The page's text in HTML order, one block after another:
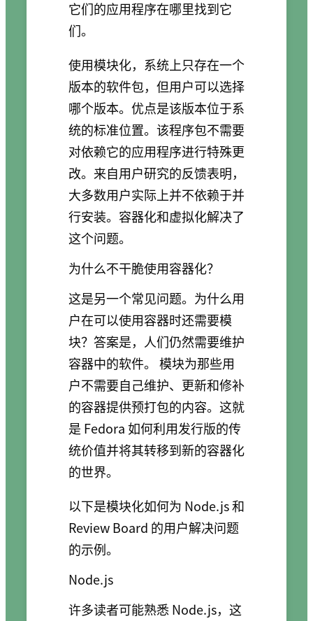
它们的应用程序在哪里找到它
们。
使用模块化，系统上只存在一个
版本的软件包，但用户可以选择
哪个版本。优点是该版本位于系
统的标准位置。该程序包不需要
对依赖它的应用程序进行特殊更
改。来自用户研究的反馈表明，
大多数用户实际上并不依赖于并
行安装。容器化和虚拟化解决了
这个问题。
为什么不干脆使用容器化？
这是另一个常见问题。为什么用
户在可以使用容器时还需要模
块？答案是，人们仍然需要维护
容器中的软件。 模块为那些用
户不需要自己维护、更新和修补
的容器提供预打包的内容。这就
是 Fedora 如何利用发行版的传
统价值并将其转移到新的容器化
的世界。
以下是模块化如何为 Node.js 和
Review Board 的用户解决问题
的示例。
Node.js
许多读者可能熟悉 Node.js，这